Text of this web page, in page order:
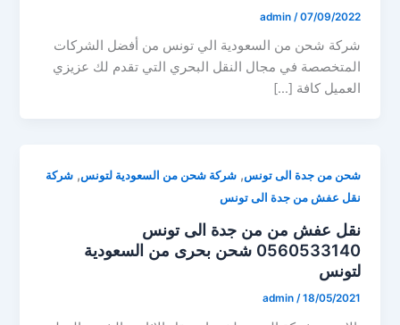
admin /07/09/2022
شركة شحن من السعودية الي تونس من أفضل الشركات
المتخصصة في مجال النقل البحري التي تقدم لك عزيزي
العميل كافة […]
شحن من جدة الى تونس,شركة شحن من السعودية لتونس,شركة
نقل عفش من جدة الى تونس
نقل عفش من من جدة الى تونس
0560533140 شحن بحرى من السعودية
لتونس
admin /18/05/2021